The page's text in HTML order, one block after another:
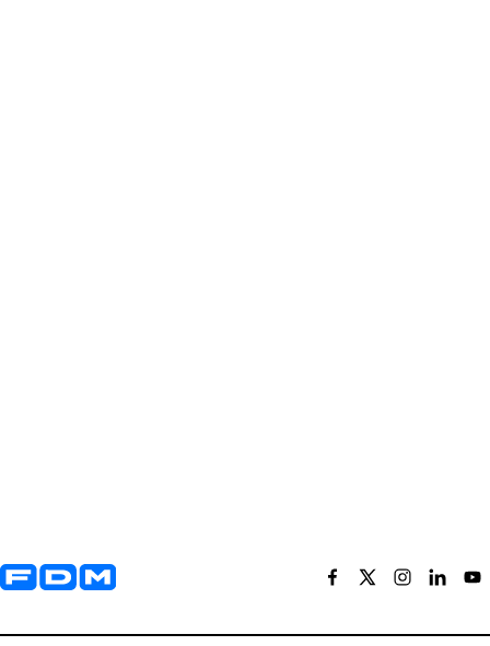
Yderligere information og kontaktoplysninger